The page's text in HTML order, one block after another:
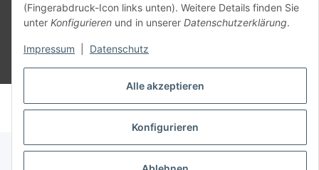
Alle akzeptieren
Konfigurieren
(Fingerabdruck-Icon links unten). Weitere Details finden Sie
unter Konfigurieren und in unserer Datenschutzerklärung.
Impressum Datenschutz
* Alle Preise inkl. gesetzlicher USt., zzgl.Versand
© voltmaster.de
Powered byJTL-Shop